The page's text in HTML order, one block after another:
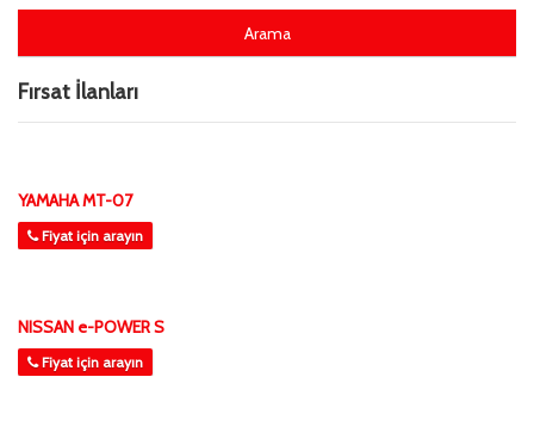
Fırsat İlanları
YAMAHA MT-07
Fiyat için arayın
NISSAN e-POWER S
Fiyat için arayın